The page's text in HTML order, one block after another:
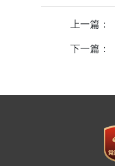
上一篇：
下一篇：